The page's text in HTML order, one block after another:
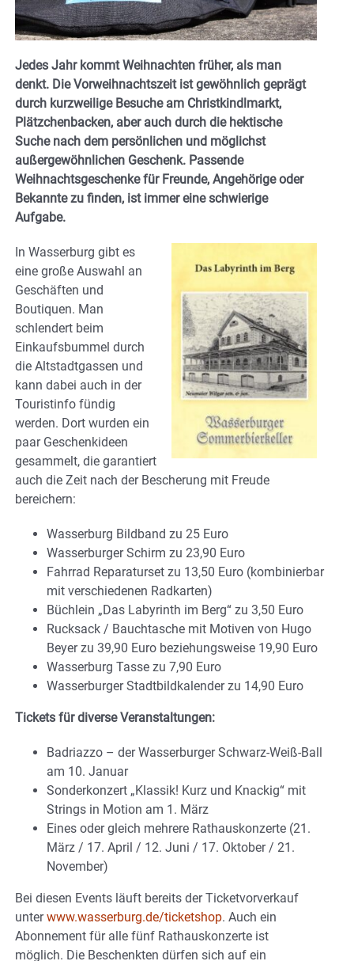
Jedes Jahr kommt Weihnachten früher, als man
denkt. Die Vorweihnachtszeit ist gewöhnlich geprägt
durch kurzweilige Besuche am Christkindlmarkt,
Plätzchenbacken, aber auch durch die hektische
Suche nach dem persönlichen und möglichst
außergewöhnlichen Geschenk. Passende
Weihnachtsgeschenke für Freunde, Angehörige oder
Bekannte zu finden, ist immer eine schwierige
Aufgabe.
In Wasserburg gibt es
eine große Auswahl an
Geschäften und
Boutiquen. Man
schlendert beim
Einkaufsbummel durch
die Altstadtgassen und
kann dabei auch in der
Touristinfo fündig
werden. Dort wurden ein
paar Geschenkideen
gesammelt, die garantiert
auch die Zeit nach der Bescherung mit Freude
bereichern:
Wasserburg Bildband zu 25 Euro
Wasserburger Schirm zu 23,90 Euro
Fahrrad Reparaturset zu 13,50 Euro (kombinierbar
mit verschiedenen Radkarten)
Büchlein „Das Labyrinth im Berg“ zu 3,50 Euro
Rucksack / Bauchtasche mit Motiven von Hugo
Beyer zu 39,90 Euro beziehungsweise 19,90 Euro
Wasserburg Tasse zu 7,90 Euro
Wasserburger Stadtbildkalender zu 14,90 Euro
Tickets für diverse Veranstaltungen:
Badriazzo – der Wasserburger Schwarz-Weiß-Ball
am 10. Januar
Sonderkonzert „Klassik! Kurz und Knackig“ mit
Strings in Motion am 1. März
Eines oder gleich mehrere Rathauskonzerte (21.
März / 17. April / 12. Juni / 17. Oktober / 21.
November)
Bei diesen Events läuft bereits der Ticketvorverkauf
unterwww.wasserburg.de/ticketshop. Auch ein
Abonnement für alle fünf Rathauskonzerte ist
möglich. Die Beschenkten dürfen sich auf ein